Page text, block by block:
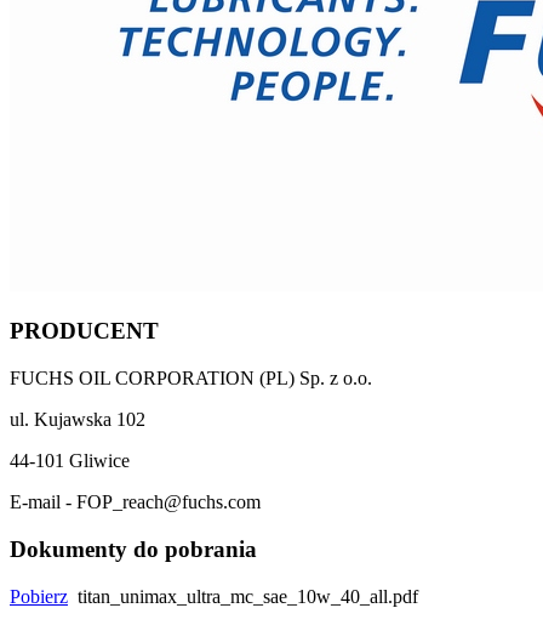
PRODUCENT
FUCHS OIL CORPORATION (PL) Sp. z o.o.
ul. Kujawska 102
44-101 Gliwice
E-mail - FOP_reach@fuchs.com
Dokumenty do pobrania
Pobierz titan_unimax_ultra_mc_sae_10w_40_all.pdf